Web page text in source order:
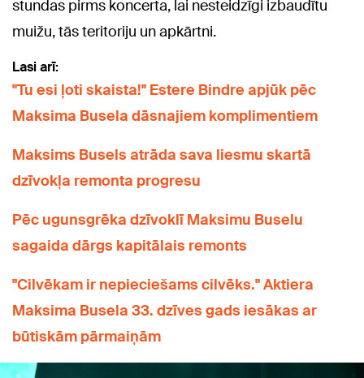
stundas pirms koncerta, lai nesteidzīgi izbaudītu
muižu, tās teritoriju un apkārtni.
Lasi arī:
"Tu esi ļoti skaista!" Estere Bindre apjūk pēc
Maksima Busela dāsnajiem komplimentiem
Maksims Busels atrāda sava liesmu skartā
dzīvokļa remonta progresu
Pēc ugunsgrēka dzīvoklī Maksimu Buselu
sagaida dārgs kapitālais remonts
"Cilvēkam ir nepieciešams cilvēks." Aktiera
Maksima Busela 33. dzīves gads iesākas ar
būtiskām pārmaiņām